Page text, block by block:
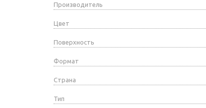
Производитель
Цвет
Поверхность
Формат
Страна
Тип